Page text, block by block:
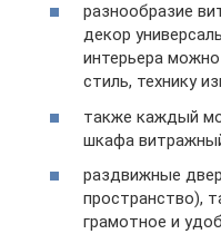
разнообразие
декор
интерьера
стиль, технику
также каждый
шкафа
раздвижные
пространство),
грамотное и